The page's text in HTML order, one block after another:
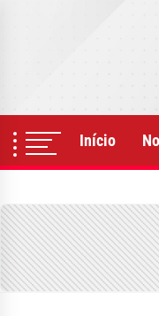
Início